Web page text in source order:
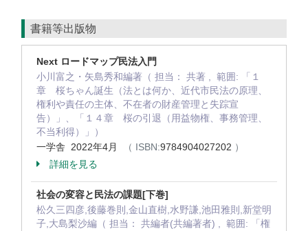
書籍等出版物
Next ロードマップ民法入門
小川富之・矢島秀和編著（ 担当： 共著 , 範囲: 「１
章 桜ちゃん誕生（法とは何か、近代市民法の原理、
権利や責任の主体、不在者の財産管理と失踪宣
告）」、「１４章 桜の引退（用益物権、事務管理、
不当利得）」）
一学舎 2022年4月
（ ISBN:9784904027202 ）
詳細を見る
社会の変容と民法の課題[下巻]
松久三四彦,後藤巻則,金山直樹,水野謙,池田雅則,新堂明
子,大島梨沙編（ 担当： 共編者(共編著者) , 範囲: 「権